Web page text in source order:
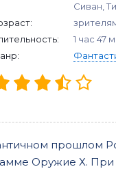
Сиван,
1 час 47
прошлом
Оружие Х. При